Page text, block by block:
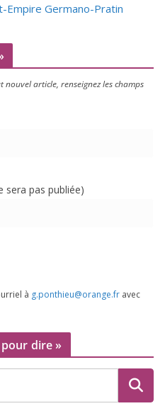
Empire Germano-Pratin
article, ren­sei­gnez les champs
sera pas publiée)
à g.​ponthieu@​orange.​fr avec
pour dire »